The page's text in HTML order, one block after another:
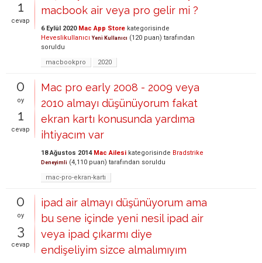
1
cevap
macbook air veya pro gelir mi ?
6 Eylül 2020 Mac App Store kategorisinde
Heveslikullanıcı Yeni Kullanıcı (120 puan) tarafından
soruldu
macbookpro
2020
0
oy
1
cevap
Mac pro early 2008 - 2009 veya
2010 almayı düşünüyorum fakat
ekran kartı konusunda yardıma
ihtiyacım var
18 Ağustos 2014 Mac Ailesi kategorisinde Bradstrike
Deneyimli (4,110 puan) tarafından soruldu
mac-pro-ekran-kartı
0
oy
3
cevap
ipad air almayı düşünüyorum ama
bu sene içinde yeni nesil ipad air
veya ipad çıkarmı diye
endişeliyim sizce almalımıyım